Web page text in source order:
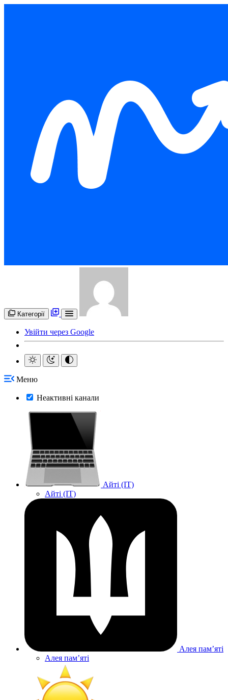
Категорії
Увійти через Google
Меню
Неактивні канали
Айті (IT)
Айті (IT)
Алея памʼяті
Алея памʼяті